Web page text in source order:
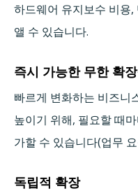
하드웨어 유지보수 비용
앨 수 있습니다.
즉시 가능한 무한 확
빠르게 변화하는 비즈니
높이기 위해, 필요할 때
가할 수 있습니다(업무
독립적 확장